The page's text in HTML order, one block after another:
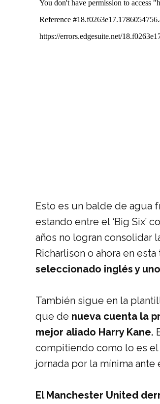
Esto es un balde de agua
estando entre el ‘Big Six’
años no logran consolidar
Richarlison o ahora en
seleccionado inglés y
También sigue en la
que de nueva cuenta la
mejor aliado Harry Kane.
compitiendo como lo es el
jornada por la mínima ante
El Manchester United